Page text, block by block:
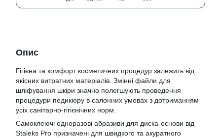
Опис
Гігієна та комфорт косметичних процедур залежить від
якісних витратних матеріалів. Змінні файли для
шліфування шкіри значно полегшують проведення
процедури педикюру в салонних умовах з дотриманням
усіх санітарно-гігієнічних норм.
Самоклеючі одноразові абразиви для диска-основи від
Staleks Pro призначені для швидкого та акуратного